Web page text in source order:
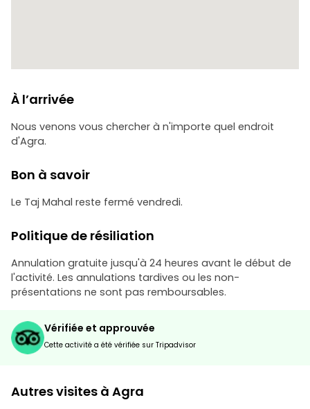
À l’arrivée
Nous venons vous chercher à n'importe quel endroit
d'Agra.
Bon à savoir
Le Taj Mahal reste fermé vendredi.
Politique de résiliation
Annulation gratuite jusqu'à 24 heures avant le début de
l'activité. Les annulations tardives ou les non-
présentations ne sont pas remboursables.
Vérifiée et approuvée
Cette activité a été vérifiée sur Tripadvisor
Autres visites à Agra